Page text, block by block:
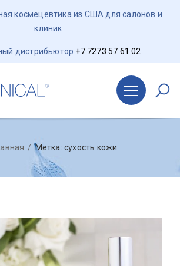
космецевтика из США для салонов и
клиник
дистрибьютор +7 7273 57 61 02
Метка: сухость кожи